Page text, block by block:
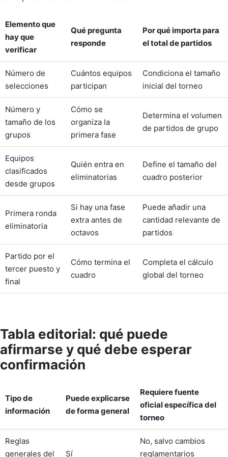
Elemento que
hay que
verificar
Qué pregunta
responde
Por qué importa para
el total de partidos
Número de
selecciones
Cuántos equipos
participan
Condiciona el tamaño
inicial del torneo
Número y
tamaño de los
grupos
Cómo se
organiza la
primera fase
Determina el volumen
de partidos de grupo
Equipos
clasificados
desde grupos
Quién entra en
eliminatorias
Define el tamaño del
cuadro posterior
Primera ronda
eliminatoria
Si hay una fase
extra antes de
octavos
Puede añadir una
cantidad relevante de
partidos
Partido por el
tercer puesto y
final
Cómo termina el
cuadro
Completa el cálculo
global del torneo
Tabla editorial: qué puede
afirmarse y qué debe esperar
confirmación
Tipo de
información
Puede explicarse
de forma general
Requiere fuente
oficial específica del
torneo
Reglas
generales del
Sí
No, salvo cambios
reglamentarios